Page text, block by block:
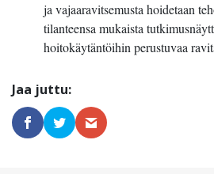
ja vajaaravitsemusta hoidetaan
tilanteensa mukaista
hoitokäytäntöihin perustuvaa